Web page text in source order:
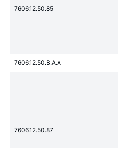
7606.12.50.85
7606.12.50.B.A.A
7606.12.50.87